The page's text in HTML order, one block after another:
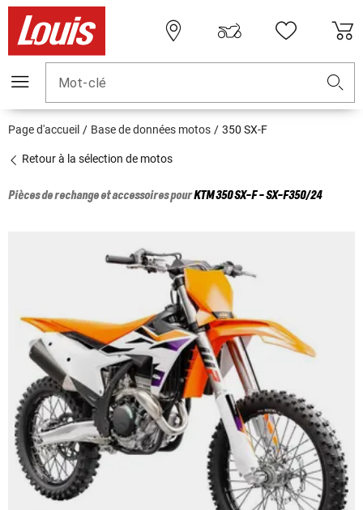
Mot-clé
Page d'accueil Base de données motos 350 SX-F
Retour à la sélection de motos
Pièces de rechange et accessoires pourKTM350 SX-F - SX-F350/24